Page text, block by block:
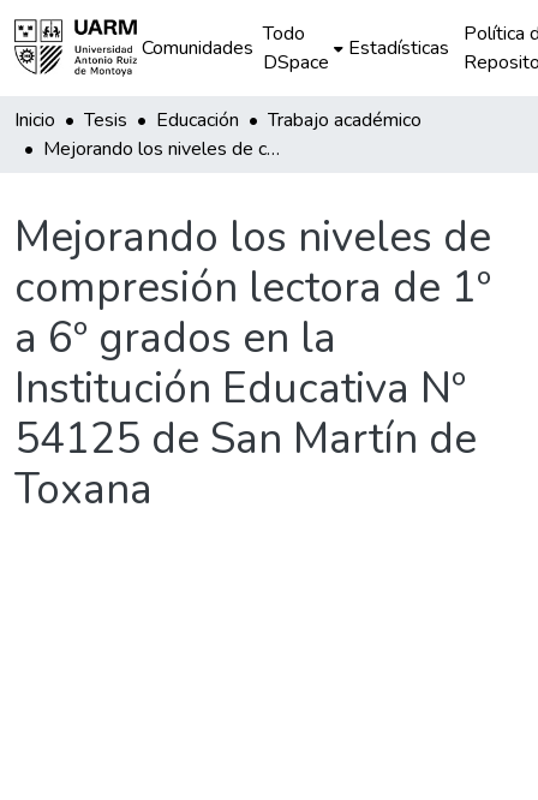
Comunidades
Todo
DSpace
Estadísticas
Política
Inicio Tesis Educación
Trabajo académico
Mejorando los niveles de compresión lectora de 1º a 6º grados en la Institución Educativa Nº 54125 de San Martín de Toxana
Mejorando los niveles de
compresión lectora de 1º
a 6º grados en la
Institución Educativa Nº
54125 de San Martín de
Toxana